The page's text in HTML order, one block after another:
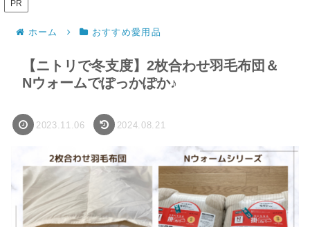
PR
ホーム おすすめ愛用品
【ニトリで冬支度】2枚合わせ羽毛布団＆
Nウォームでぽっかぽか♪
2023.11.06 2024.08.21